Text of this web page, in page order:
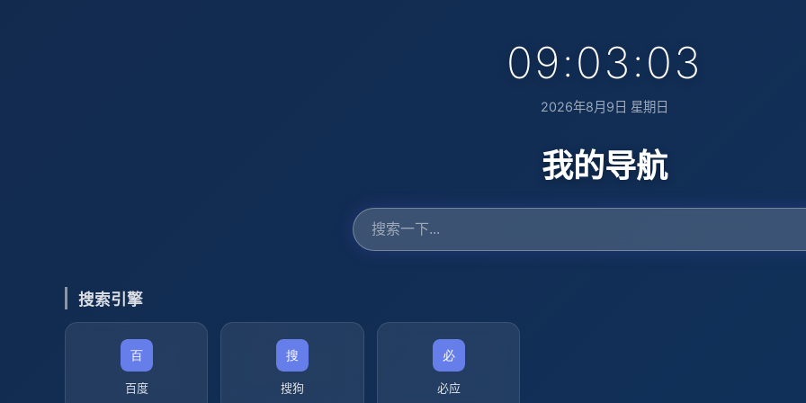
09:03:04
2026年8月9日 星期日
我的导航
搜索引擎
百度 搜狗 必应